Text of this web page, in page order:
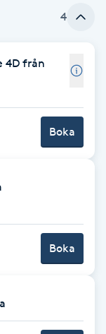
4
4D från
Boka
Boka